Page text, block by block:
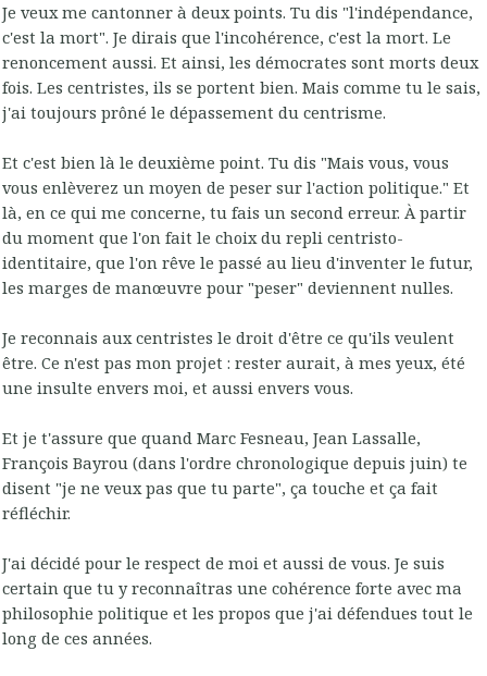
Je veux me cantonner à deux points. Tu dis "l'indépendance,
c'est la mort". Je dirais que l'incohérence, c'est la mort. Le
renoncement aussi. Et ainsi, les démocrates sont morts deux
fois. Les centristes, ils se portent bien. Mais comme tu le sais,
j'ai toujours prôné le dépassement du centrisme.
Et c'est bien là le deuxième point. Tu dis "Mais vous, vous
vous enlèverez un moyen de peser sur l'action politique." Et
là, en ce qui me concerne, tu fais un second erreur. À partir
du moment que l'on fait le choix du repli centristo-
identitaire, que l'on rêve le passé au lieu d'inventer le futur,
les marges de manœuvre pour "peser" deviennent nulles.
Je reconnais aux centristes le droit d'être ce qu'ils veulent
être. Ce n'est pas mon projet : rester aurait, à mes yeux, été
une insulte envers moi, et aussi envers vous.
Et je t'assure que quand Marc Fesneau, Jean Lassalle,
François Bayrou (dans l'ordre chronologique depuis juin) te
disent "je ne veux pas que tu parte", ça touche et ça fait
réfléchir.
J'ai décidé pour le respect de moi et aussi de vous. Je suis
certain que tu y reconnaîtras une cohérence forte avec ma
philosophie politique et les propos que j'ai défendues tout le
long de ces années.